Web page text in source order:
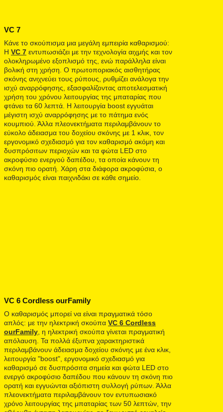
VC 7
Κάνε το σκούπισμα μια μεγάλη εμπειρία καθαρισμού:
Η VC 7 εντυπωσιάζει με την τεχνολογία αιχμής και τον
ολοκληρωμένο εξοπλισμό της, ενώ παράλληλα είναι
βολική στη χρήση. Ο πρωτοποριακός αισθητήρας
σκόνης ανιχνεύει τους ρύπους, ρυθμίζει ανάλογα την
ισχύ αναρρόφησης, εξασφαλίζοντας αποτελεσματική
χρήση του χρόνου λειτουργίας της μπαταρίας που
φτάνει τα 60 λεπτά. Η λειτουργία boost εγγυάται
μέγιστη ισχύ αναρρόφησης με το πάτημα ενός
κουμπιού. Άλλα πλεονεκτήματα περιλαμβάνουν το
εύκολο άδειασμα του δοχείου σκόνης με 1 κλικ, τον
εργονομικό σχεδιασμό για τον καθαρισμό ακόμη και
δυσπρόσιτων περιοχών και τα φώτα LED στο
ακροφύσιο ενεργού δαπέδου, τα οποία κάνουν τη
σκόνη πιο ορατή. Χάρη στα διάφορα ακροφύσια, ο
καθαρισμός είναι παιχνιδάκι σε κάθε σημείο.
VC 6 Cordless ourFamily
Ο καθαρισμός μπορεί να είναι πραγματικά τόσο
απλός: με την ηλεκτρική σκούπα VC 6 Cordless
ourFamily , η ηλεκτρική σκούπα γίνεται πραγματική
απόλαυση. Τα πολλά έξυπνα χαρακτηριστικά
περιλαμβάνουν άδειασμα δοχείου σκόνης με ένα κλικ,
λειτουργία "boost", εργονομικό σχεδιασμό για
καθαρισμό σε δυσπρόσιτα σημεία και φώτα LED στο
ενεργό ακροφύσιο δαπέδου που κάνουν τη σκόνη πιο
ορατή και εγγυώνται αξιόπιστη συλλογή ρύπων. Άλλα
πλεονεκτήματα περιλαμβάνουν τον εντυπωσιακό
χρόνο λειτουργίας της μπαταρίας των 50 λεπτών, την